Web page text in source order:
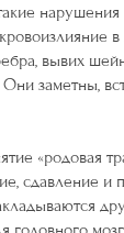
вывих
заметны,
«родовая
сдавление и